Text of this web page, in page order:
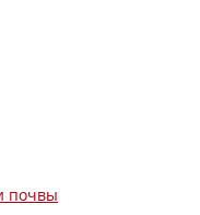
почвы